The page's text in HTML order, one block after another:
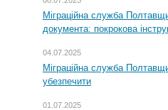
Міграційна служба
документа: покрокова
04.07.2025
Міграційна служба
убезпечити
01.07.2025